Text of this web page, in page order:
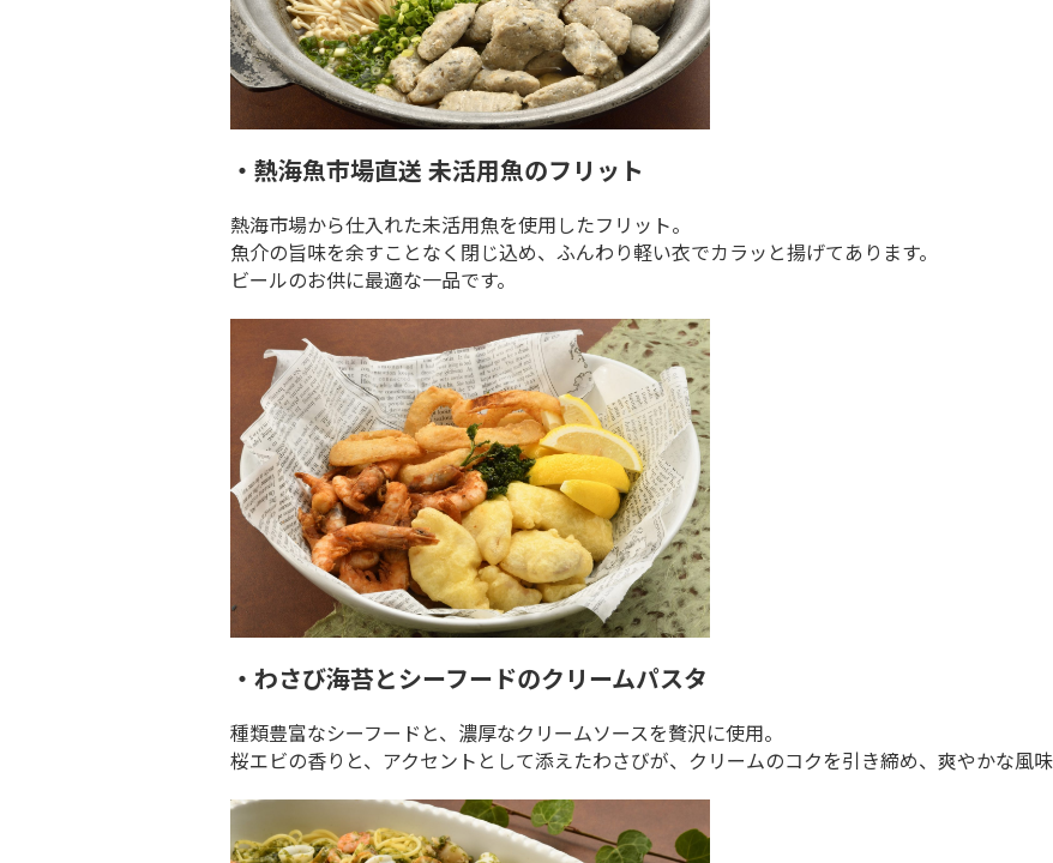
・熱海魚市場直送 未活用魚のフリット
熱海市場から仕入れた未活用魚を使用したフリット。
魚介の旨味を余すことなく閉じ込め、ふんわり軽い衣でカラッと揚げてあります。
ビールのお供に最適な一品です。
・わさび海苔とシーフードのクリームパスタ
種類豊富なシーフードと、濃厚なクリームソースを贅沢に使用。
桜エビの香りと、アクセントとして添えたわさびが、クリームのコクを引き締め、爽やかな風味